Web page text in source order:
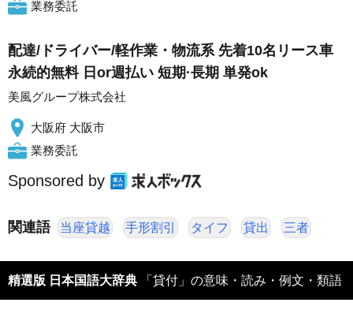
業務委託
配達/ドライバー/軽作業・物流系 先着10名リース車
永続的無料 日or週払い 短期·長期 単発ok
美風グループ株式会社
大阪府 大阪市
業務委託
Sponsored by
関連語 当座貸越 手形割引 タイフ 貸出 三者
精選版 日本国語大辞典 「貸付」の意味・読み・例文・類語